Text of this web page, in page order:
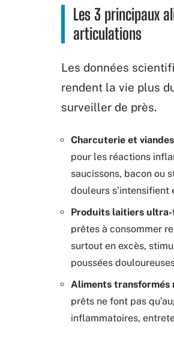
Les 3 principaux
articulations
Les données
rendent la vie plus
surveiller de près.
Charcuterie et
pour les réactions
saucissons, bacon ou
douleurs
Produits laitiers
prêtes à consommer
surtout en excès,
poussées
Aliments transformés
prêts ne font pas
inflammatoires,